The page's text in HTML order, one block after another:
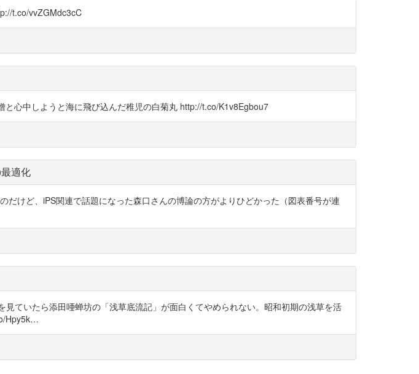
t.co/vvZGMdc3cC
心中しようと海に飛び込んだ稚児の白菊丸 http://t.co/K1v8Egbou7
適化
けど、iPS関連で話題になった森口さんの博論の方がよりひどかった（図表番号が連
ていたら添田唖蝉坊の「浅草底流記」が面白くてやめられない。昭和初期の浅草を活
Hpy5k…